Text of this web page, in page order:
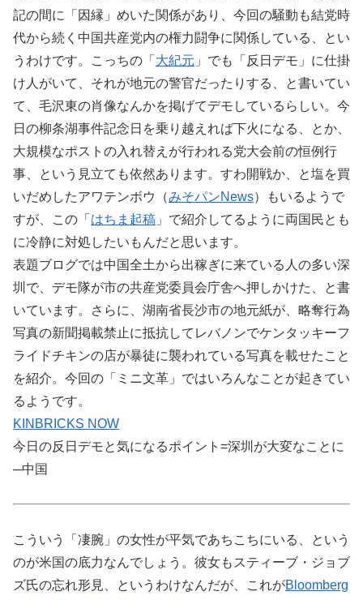
記の間に「因縁」めいた関係があり、今回の騒動も結党時
代から続く中国共産党内の権力闘争に関係している、とい
うわけです。こっちの「 大紀元 」でも「反日デモ」に仕掛
け人がいて、それが地元の警官だったりする、と書いてい
て、毛沢東の肖像なんかを掲げてデモしているらしい。今
日の柳条湖事件記念日を乗り越えれば下火になる、とか、
大規模なポストの入れ替えが行われる党大会前の恒例行
事、という見立ても依然あります。すわ開戦か、と塩を買
いだめしたアワテンボウ（みそパンNews）もいるようで
すが、この「 はちま起稿 」で紹介してるように両国民とも
に冷静に対処したいもんだと思います。
表題ブログでは中国全土から出稼ぎに来ている人の多い深
圳で、デモ隊が市の共産党委員会庁舎へ押しかけた、と書
いています。さらに、湖南省長沙市の地元紙が、略奪行為
写真の新聞掲載禁止に抵抗してレバノンでケンタッキーフ
ライドチキンの店が暴徒に襲われている写真を載せたこと
を紹介。今回の「ミニ文革」ではいろんなことが起きてい
るようです。
KINBRICKS NOW
今日の反日デモと気になるポイント=深圳が大変なことに
─中国
こういう「凄腕」の女性が平気であちこちにいる、という
のが米国の底力なんでしょう。彼女もスティーブ・ジョブ
ズ氏の忘れ形見、というわけなんだが、これがBloomberg